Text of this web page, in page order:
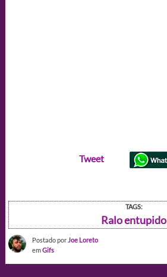
Tweet
TAGS:
Ralo entupido
Postado por Joe Loreto
emGifs